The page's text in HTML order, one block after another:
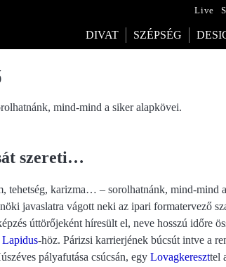
Live
DIVAT SZÉPSÉG
mind-mind a siker alapkövei.
szereti…
tehetség, karizma… – sorolhatnánk, mind-mind
javaslatra vágott neki az ipari formatervező
úttörőjeként híresült el, neve hosszú időre
Lapidus-höz. Párizsi karrierjének búcsút intve a
pályafutása csúcsán, egy Lovagkereszttel